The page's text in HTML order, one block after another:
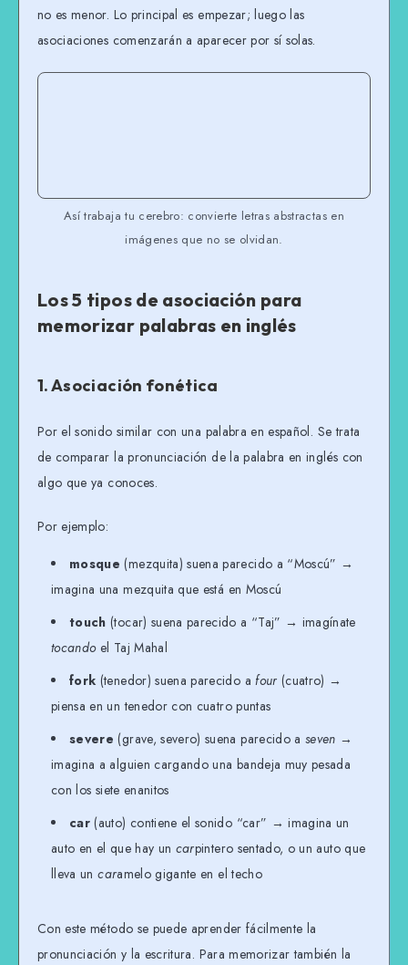
no es menor. Lo principal es empezar; luego las
asociaciones comenzarán a aparecer por sí solas.
Así trabaja tu cerebro: convierte letras abstractas en
imágenes que no se olvidan.
Los 5 tipos de asociación para
memorizar palabras en inglés
1. Asociación fonética
Por el sonido similar con una palabra en español. Se trata
de comparar la pronunciación de la palabra en inglés con
algo que ya conoces.
Por ejemplo:
mosque (mezquita) suena parecido a “Moscú” →
imagina una mezquita que está en Moscú
touch (tocar) suena parecido a “Taj” → imagínate
tocandoel Taj Mahal
fork (tenedor) suena parecido afour (cuatro) →
piensa en un tenedor con cuatro puntas
severe (grave, severo) suena parecido aseven →
imagina a alguien cargando una bandeja muy pesada
con los siete enanitos
car (auto) contiene el sonido “car” → imagina un
auto en el que hay un carpintero sentado, o un auto que
lleva uncaramelo gigante en el techo
Con este método se puede aprender fácilmente la
pronunciación y la escritura. Para memorizar también la